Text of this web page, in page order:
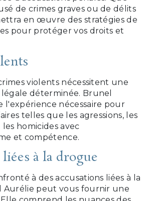
de crimes graves ou de délits
en œuvre des stratégies de
pour protéger vos droits et
violents nécessitent une
déterminée. Brunel
l'expérience nécessaire pour
telles que les agressions, les
homicides avec
et compétence.
à la drogue
à des accusations liées à la
Aurélie peut vous fournir une